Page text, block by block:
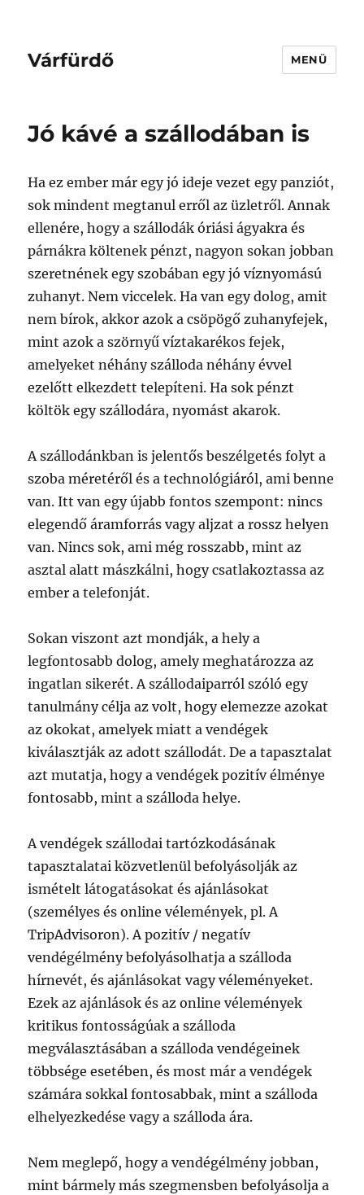
Várfürdő MENÜ
Jó kávé a szállodában is
Ha ez ember már egy jó ideje vezet egy panziót,
sok mindent megtanul erről az üzletről. Annak
ellenére, hogy a szállodák óriási ágyakra és
párnákra költenek pénzt, nagyon sokan jobban
szeretnének egy szobában egy jó víznyomású
zuhanyt. Nem viccelek. Ha van egy dolog, amit
nem bírok, akkor azok a csöpögő zuhanyfejek,
mint azok a szörnyű víztakarékos fejek,
amelyeket néhány szálloda néhány évvel
ezelőtt elkezdett telepíteni. Ha sok pénzt
költök egy szállodára, nyomást akarok.
A szállodánkban is jelentős beszélgetés folyt a
szoba méretéről és a technológiáról, ami benne
van. Itt van egy újabb fontos szempont: nincs
elegendő áramforrás vagy aljzat a rossz helyen
van. Nincs sok, ami még rosszabb, mint az
asztal alatt mászkálni, hogy csatlakoztassa az
ember a telefonját.
Sokan viszont azt mondják, a hely a
legfontosabb dolog, amely meghatározza az
ingatlan sikerét. A szállodaiparról szóló egy
tanulmány célja az volt, hogy elemezze azokat
az okokat, amelyek miatt a vendégek
kiválasztják az adott szállodát. De a tapasztalat
azt mutatja, hogy a vendégek pozitív élménye
fontosabb, mint a szálloda helye.
A vendégek szállodai tartózkodásának
tapasztalatai közvetlenül befolyásolják az
ismételt látogatásokat és ajánlásokat
(személyes és online vélemények, pl. A
TripAdvisoron). A pozitív / negatív
vendégélmény befolyásolhatja a szálloda
hírnevét, és ajánlásokat vagy véleményeket.
Ezek az ajánlások és az online vélemények
kritikus fontosságúak a szálloda
megválasztásában a szálloda vendégeinek
többsége esetében, és most már a vendégek
számára sokkal fontosabbak, mint a szálloda
elhelyezkedése vagy a szálloda ára.
Nem meglepő, hogy a vendégélmény jobban,
mint bármely más szegmensben befolyásolja a